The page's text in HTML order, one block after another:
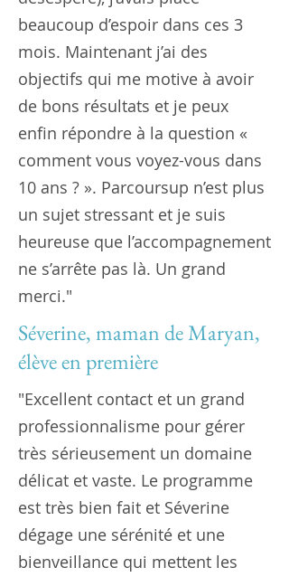
beaucoup d’espoir dans ces 3
mois. Maintenant j’ai des
objectifs qui me motive à avoir
de bons résultats et je peux
enfin répondre à la question «
comment vous voyez-vous dans
10 ans ? ». Parcoursup n’est plus
un sujet stressant et je suis
heureuse que l’accompagnement
ne s’arrête pas là. Un grand
merci."
Séverine, maman de Maryan,
élève en première
"Excellent contact et un grand
professionnalisme pour gérer
très sérieusement un domaine
délicat et vaste. Le programme
est très bien fait et Séverine
dégage une sérénité et une
bienveillance qui mettent les